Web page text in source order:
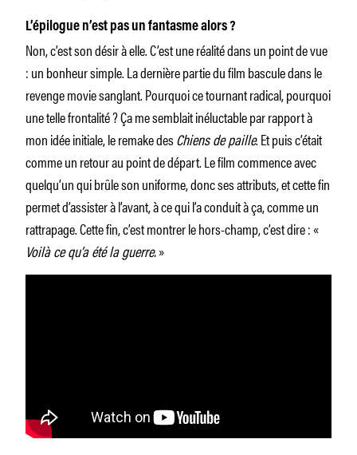
L’épilogue n’est pas un fantasme alors ?
Non, c’est son désir à elle. C’est une réalité dans un point de vue
: un bonheur simple. La dernière partie du film bascule dans le
revenge movie sanglant. Pourquoi ce tournant radical, pourquoi
une telle frontalité ? Ça me semblait inéluctable par rapport à
mon idée initiale, le remake desChiens de paille. Et puis c’était
comme un retour au point de départ. Le film commence avec
quelqu’un qui brûle son uniforme, donc ses attributs, et cette fin
permet d’assister à l’avant, à ce qui l’a conduit à ça, comme un
rattrapage. Cette fin, c’est montrer le hors-champ, c’est dire : «
Voilà ce qu’a été la guerre.»